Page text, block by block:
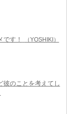
す！ （YOSHIKI）
彼のことを考えてし